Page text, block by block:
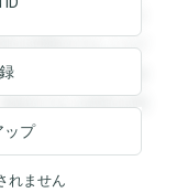
登録すると回答を
を閲覧することが
ができます。登録
録すると回答を閲
ップ
れません